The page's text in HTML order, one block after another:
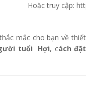
Hoặc truy cập:
mắc cho bạn về
tuổi Hợi, cách